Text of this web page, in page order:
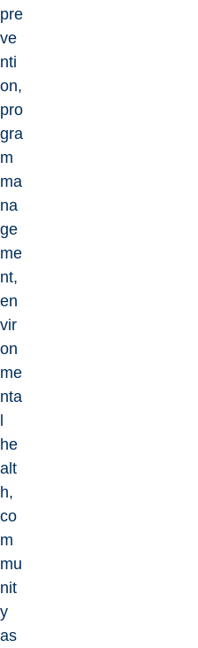
pre
ve
nti
on,
pro
gra
m
ma
na
ge
me
nt,
en
vir
on
me
nta
he
alt
h,
co
m
mu
nit
y
as